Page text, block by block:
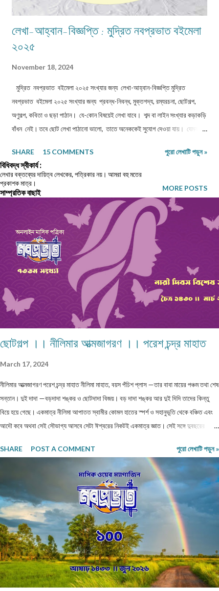
লেখা-আহ্বান-বিজ্ঞপ্তি : মুদ্রিত নবপ্রভাত বইমেলা
২০২৫
November 18, 2024
মুদ্রিত নবপ্রভাত বইমেলা ২০২৫ সংখ্যার জন্য লেখা-আহ্বান-বিজ্ঞপ্তি মুদ্রিত
নবপ্রভাত বইমেলা ২০২৫ সংখ্যার জন্য প্রবন্ধ-নিবন্ধ, মুক্তগদ্য, রম্যরচনা, ছোটগল্প,
অণুগল্প, কবিতা ও ছড়া পাঠান। যে-কোন বিষয়েই লেখা যাবে। শব্দ বা লাইন সংখ্যার কড়াকড়ি
বাঁধন নেই। তবে ছোট লেখা পাঠানো ভালো, তাতে অনেককেই সুযোগ দেওয়া যায়। যেমন,
৮০০-৯০০ শব্দে, প্রবন্ধ/নিবন্ধ ১৫০০-১৬০০ শব্দে। তবে এ বাঁধন 'অবশ্যমান্য' নয়। সম্পূর্ণ
অপ্রকাশিত লেখা পাঠাতে হবে। মনোনয়নের সুবিধার্থে একাধিক লেখা পাঠানো ভালো। তবে
একই মেলেই দেবেন। একজন ব্যক্তি একান্ত প্রয়োজন ছাড়া একাধিক মেল করবেন না।
লেখা মেলবডিতে টাইপ বা পেস্ট করে পাঠাবেন। word ফাইলে পাঠানো যেতে পারে। লেখার
সঙ্গে দেবেন নিজের নাম, ঠিকানা এবং ফোন ও whatsapp নম্বর। (ছবি দেওয়ার দরকার
নেই।) ১) মেলের সাবজেক্ট লাইনে লিখবেন 'মুদ্রিত নবপ্রভাত বইমেলা সংখ্যা ২০২৬-এর
জন্য'। ২) বানানের দিকে বিশেষ নজর দেবেন। ৩) য...
SHARE 15 COMMENTS পুরো লেখাটি পড়ুন »
MORE POSTS
বিধিবদ্ধ স্বীকার্য :
লেখার বক্তব্যের দায়িত্ব লেখকের, পত্রিকার নয়। আমরা বহু মতের
প্রকাশক মাত্র।
সাম্প্রতিক বাছাই
ছোটগল্প ।। নীলিমার আত্মজাগরণ ।। পরেশ চন্দ্র মাহাত
March 17, 2024
নীলিমার আত্মজাগরণ পরেশ চন্দ্র মাহাত নীলিমা মাহাত, বয়স পঁচিশ প্লাস —তার বাবা মায়ের পঞ্চম তথা শেষ
সন্তান। দুই দাদা —বড়দাদা শঙ্কর ও ছোটদাদা বিজয়। বড় দাদা শঙ্কর আর দুই দিদি তাদের কিন্তু
বিয়ে হয়ে গেছে। একমাত্র নীলিমা আপাতত স্বামীর কোমল হাতের স্পর্শ ও সহানুভূতি থেকে বঞ্চিত এবং
আদৌ কবে অথবা সেই সৌভাগ্য আসবে সেটা ঈশ্বরের নিকটই একমাত্র জ্ঞাত। সেই সঙ্গে দুবছরের
গঠিত সংসার নীলিমাদের পরিবার। মধ্যবিত্ত পরিবার —মধ্যবিত্ত পরিবার না বলে যদি নিম্নবিত্ত বলা
হয় তবুও কোনো অত্যুক্তি করা হয় না। বাবার প্রত্যেকদিনের আয়ের উপর ভিত্তি করেই চলে সংসার।
এই কঠোর এবং কঠিন পরিস্থিতিতেও নীলিমার মা শ্রীমতী মেনকা‚ সংসার সামলে তার ছেলেমেয়েদের
পড়াশুনার প্রতি যথেষ্ট তৎপর ও সহানুভূতিশীল। তাদের পড়াশুনায় কোনো খামতি রাখেননি। যথা সময়ে
তাদেরকে বিদ্যালয়ের মুখ দেখিয়েছে – টিউশনের বন্দোবস্ত করেছে। তাদের জীবন যাতে সুখকর হয় সেটাই
প্রতিদিন ভগবানের কাছে প্রার্থনা করেছে। পাঁচ-পাঁচটি ছেলেমেয়ের মধ্যে সবাইকে উচ্চশিক্ষিত করে তোলা
একপ...
SHARE POST A COMMENT পুরো লেখাটি পড়ুন »